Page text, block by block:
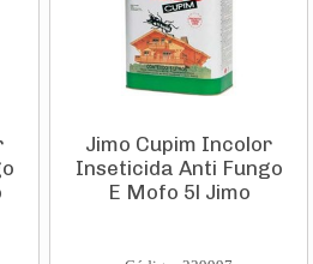
Jimo Cupim Incolor
Inseticida Anti Fungo
E Mofo 5l Jimo